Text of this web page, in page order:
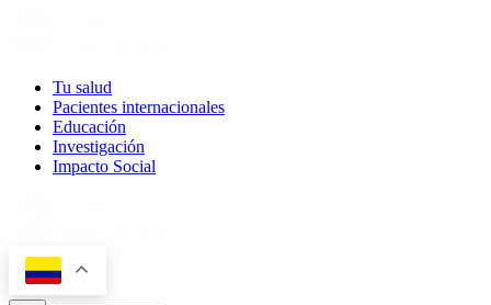
Tu salud
Pacientes internacionales
Educación
Investigación
Impacto Social